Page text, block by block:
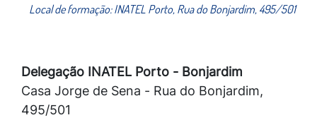
Local de formação: INATEL Porto, Rua do Bonjardim, 495/501
Delegação INATEL Porto - Bonjardim
Casa Jorge de Sena - Rua do Bonjardim,
495/501